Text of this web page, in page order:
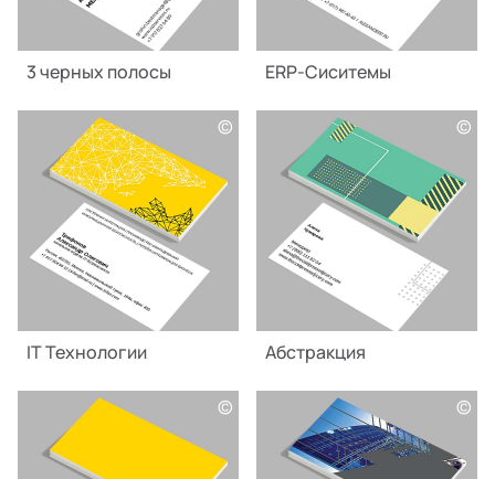
3 черных полосы ERP-Сиситемы
©
IT Технологии
©
Абстракция
© ©